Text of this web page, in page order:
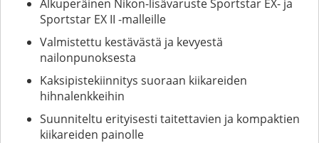
Alkuperäinen Nikon-lisävaruste Sportstar EX- ja
Sportstar EX II -malleille
Valmistettu kestävästä ja kevyestä
nailonpunoksesta
Kaksipistekiinnitys suoraan kiikareiden
hihnalenkkeihin
Suunniteltu erityisesti taitettavien ja kompaktien
kiikareiden painolle